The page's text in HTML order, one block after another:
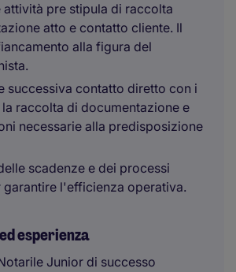
attività pre stipula di raccolta
atto e contatto cliente. Il
alla figura del
successiva contatto diretto con i
raccolta di documentazione e
necessarie alla predisposizione
scadenze e dei processi
garantire l'efficienza operativa.
esperienza
Junior di successo